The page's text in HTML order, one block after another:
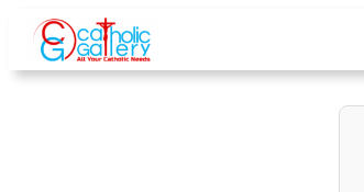
Skip
content